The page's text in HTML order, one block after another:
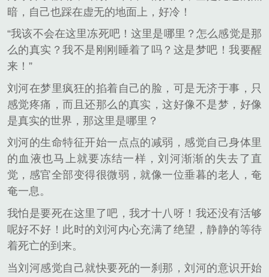
暗，自己也踩在虚无的地面上，好冷！
“我该不会在这里冻死吧！这里是哪里？怎么感觉是那
么的真实？我不是刚刚睡着了吗？这是梦吧！我要醒
来！”
刘河在梦里疯狂的掐着自己的脸，可是无济于事，只
感觉疼痛，而且还那么的真实，这好像不是梦，好像
是真实的世界，那这里是哪里？
刘河的生命特征开始一点点的减弱，感觉自己身体里
的血液也马上就要冻结一样，刘河渐渐的失去了直
觉，感官全部变得很微弱，就像一位垂暮的老人，奄
奄一息。
我怕是要死在这里了吧，我才十八呀！我还没有活够
呢好不好！此时的刘河内心充满了绝望，静静的等待
着死亡的到来。
当刘河感觉自己就快要死的一刹那，刘河的意识开始